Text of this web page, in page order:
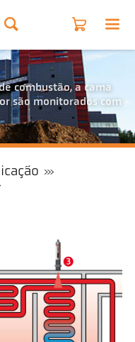
combustão, a cama
são monitorados com